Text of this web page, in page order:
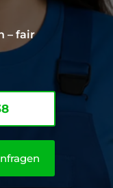
– fair